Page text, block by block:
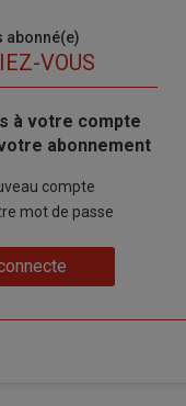
abonné(e)
VOUS
à votre compte
abonnement
compte
mot de passe